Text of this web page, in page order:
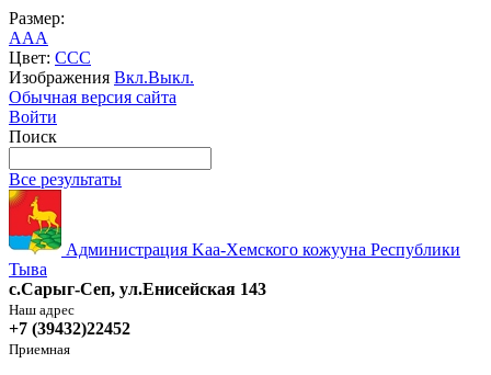
Размер:
AAA
Цвет: CCC
Изображения Вкл.Выкл.
Обычная версия сайта
Войти
Поиск
Все результаты
Администрация Kaa-Хемского кожууна Республики
Тыва
с.Сарыг-Сеп, ул.Енисейская 143
Наш адрес
+7 (39432)22452
Приемная